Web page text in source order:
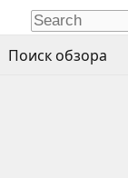
Поиск обзора